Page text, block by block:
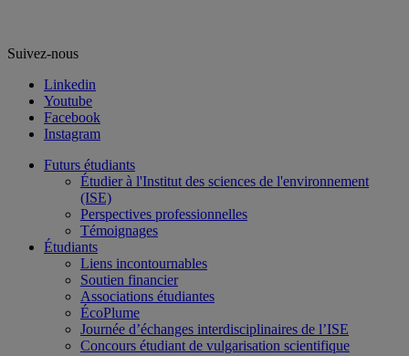
Suivez-nous
Linkedin
Youtube
Facebook
Instagram
Futurs étudiants
Étudier à l'Institut des sciences de l'environnement
(ISE)
Perspectives professionnelles
Témoignages
Étudiants
Liens incontournables
Soutien financier
Associations étudiantes
ÉcoPlume
Journée d’échanges interdisciplinaires de l’ISE
Concours étudiant de vulgarisation scientifique